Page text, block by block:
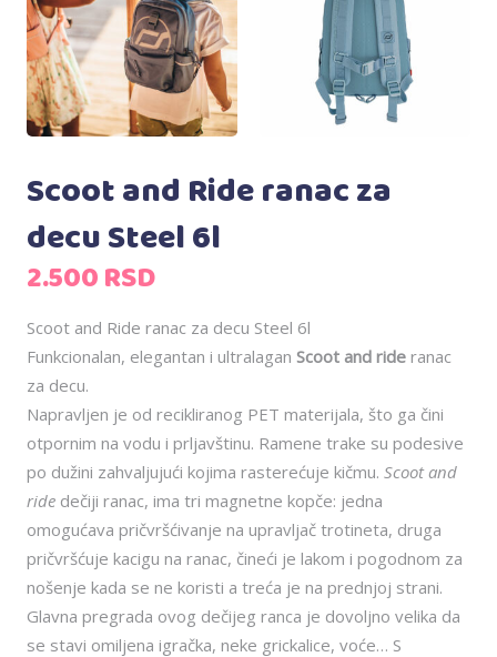
Scoot and Ride ranac za
decu Steel 6l
2.500RSD
Scoot and Ride ranac za decu Steel 6l
Funkcionalan, elegantan i ultralagan Scoot and ride ranac
za decu.
Napravljen je od recikliranog PET materijala, što ga čini
otpornim na vodu i prljavštinu. Ramene trake su podesive
po dužini zahvaljujući kojima rasterećuje kičmu. Scoot and
ride dečiji ranac, ima tri magnetne kopče: jedna
omogućava pričvršćivanje na upravljač trotineta, druga
pričvršćuje kacigu na ranac, čineći je lakom i pogodnom za
nošenje kada se ne koristi a treća je na prednjoj strani.
Glavna pregrada ovog dečijeg ranca je dovoljno velika da
se stavi omiljena igračka, neke grickalice, voće… S